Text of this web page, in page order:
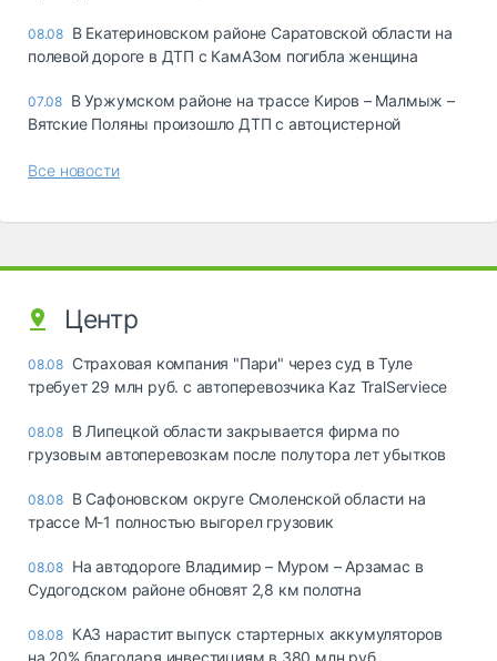
08.08 В Екатериновском районе Саратовской области на
полевой дороге в ДТП с КамАЗом погибла женщина
07.08 В Уржумском районе на трассе Киров – Малмыж –
Вятские Поляны произошло ДТП с автоцистерной
Все новости
Центр
08.08 Страховая компания "Пари" через суд в Туле
требует 29 млн руб. с автоперевозчика Kaz TralServiece
08.08 В Липецкой области закрывается фирма по
грузовым автоперевозкам после полутора лет убытков
08.08 В Сафоновском округе Смоленской области на
трассе М-1 полностью выгорел грузовик
08.08 На автодороге Владимир – Муром – Арзамас в
Судогодском районе обновят 2,8 км полотна
08.08 КАЗ нарастит выпуск стартерных аккумуляторов
на 20% благодаря инвестициям в 380 млн руб.